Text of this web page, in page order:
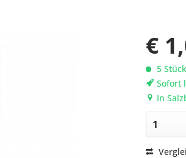
€
5
Sofort
In